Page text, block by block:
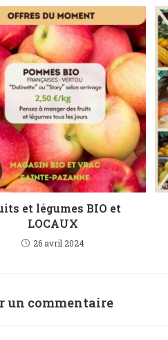
et légumes BIO et
LOCAUX
26 avril 2024
un commentaire